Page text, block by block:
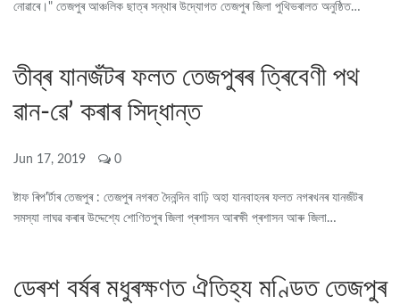
নোৱাৰে।" তেজপুৰ আঞ্চলিক ছাত্ৰ সন্থাৰ উদ্যোগত তেজপুৰ জিলা পুথিভৰালত অনুষ্ঠিত…
তীব্ৰ যানজঁটৰ ফলত তেজপুৰৰ ত্ৰিবেণী পথ
ৱান-ৱে’ কৰাৰ সিদ্ধান্ত
Jun 17, 2019 0
ষ্টাফ ৰিপ'ৰ্টাৰ তেজপুৰ : তেজপুৰ নগৰত দৈনন্দিন বাঢ়ি অহা যানবাহনৰ ফলত নগৰখনৰ যানজঁটৰ
সমস্যা লাঘৱ কৰাৰ উদ্দেশ্যে শোণিতপুৰ জিলা প্ৰশাসন আৰক্ষী প্ৰশাসন আৰু জিলা…
ডেৰশ বৰ্ষৰ মধুৰক্ষণত ঐতিহ্য মণ্ডিত তেজপুৰ